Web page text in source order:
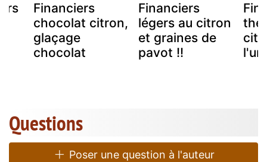
Financiers
chocolat citron,
glaçage
chocolat
Financiers
légers au citron
et graines de
pavot !!
thé
Questions
Poser une question à l'auteur